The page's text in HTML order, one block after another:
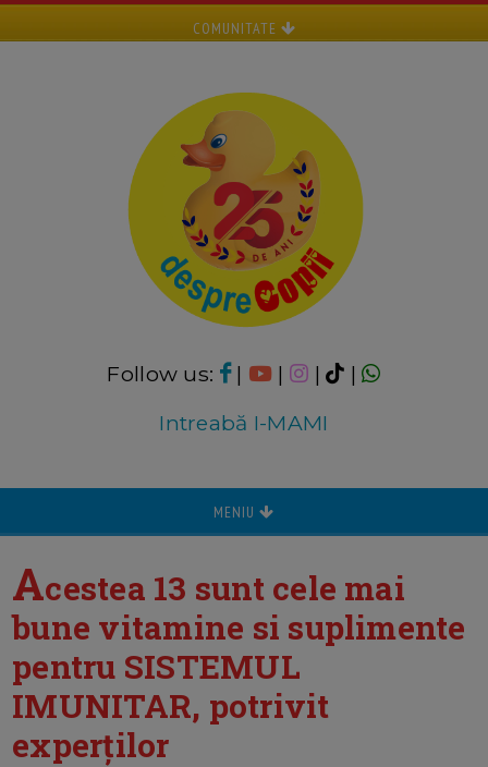
COMUNITATE
Follow us: | | |
|
Intreabă I-MAMI
MENIU
Acestea 13 sunt cele mai
bune vitamine si suplimente
pentru SISTEMUL
IMUNITAR, potrivit
experților